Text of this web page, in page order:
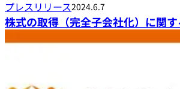
プレスリリース2024.6.7
株式の取得（完全子会社化）に関